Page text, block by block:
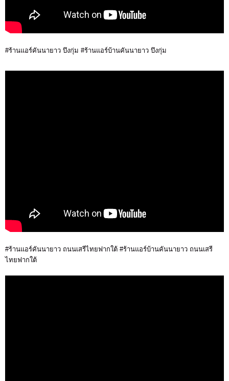
#ร้านแอร์คันนายาว บึงกุ่ม #ร้านแอร์บ้านคันนายาว บึงกุ่ม
#ร้านแอร์คันนายาว ถนนเสรีไทยฟากใต้ #ร้านแอร์บ้านคันนายาว ถนนเสรี
ไทยฟากใต้